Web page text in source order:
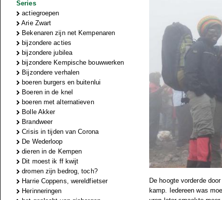
Series
actiegroepen
Arie Zwart
Bekenaren zijn net Kempenaren
bijzondere acties
bijzondere jubilea
bijzondere Kempische bouwwerken
Bijzondere verhalen
boeren burgers en buitenlui
Boeren in de knel
boeren met alternatieven
Bolle Akker
Brandweer
Crisis in tijden van Corona
De Wederloop
dieren in de Kempen
Dit moest ik ff kwijt
dromen zijn bedrog, toch?
Harrie Coppens, wereldfietser
Herinneringen
De hoogte vorderde
kamp. Iedereen was